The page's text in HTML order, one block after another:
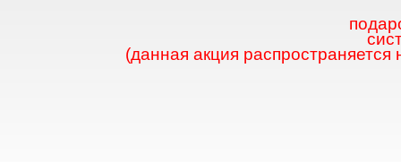
(данная акция